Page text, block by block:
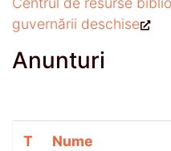
guvernării deschise
Anunturi
T Nume